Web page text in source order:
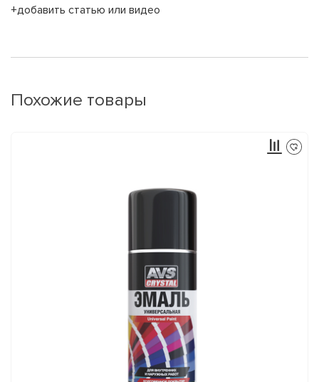
+добавить статью или видео
Похожие товары